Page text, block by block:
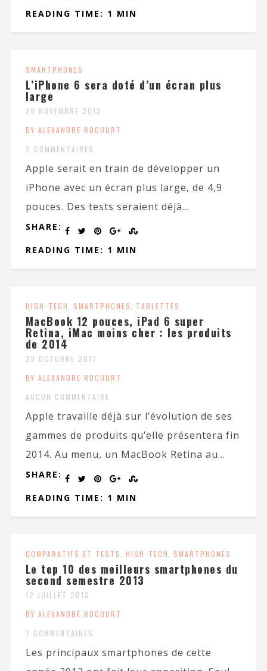
READING TIME: 1 MIN
SMARTPHONES
L’iPhone 6 sera doté d’un écran plus
large
26 NOVEMBRE 2013
BY ALEXANDRE ROCOURT
2 COMMENTAIRES
Apple serait en train de développer un
iPhone avec un écran plus large, de 4,9
pouces. Des tests seraient déjà...
SHARE:
READING TIME: 1 MIN
HIGH-TECH, SMARTPHONES, TABLETTES
MacBook 12 pouces, iPad 6 super
Retina, iMac moins cher : les produits
de 2014
28 OCTOBRE 2013
BY ALEXANDRE ROCOURT
AUCUN COMMENTAIRE
Apple travaille déjà sur l’évolution de ses
gammes de produits qu’elle présentera fin
2014. Au menu, un MacBook Retina au...
SHARE:
READING TIME: 1 MIN
COMPARATIFS ET TESTS, HIGH-TECH, SMARTPHONES
Le top 10 des meilleurs smartphones du
second semestre 2013
12 JUILLET 2013
BY ALEXANDRE ROCOURT
7 COMMENTAIRES
Les principaux smartphones de cette